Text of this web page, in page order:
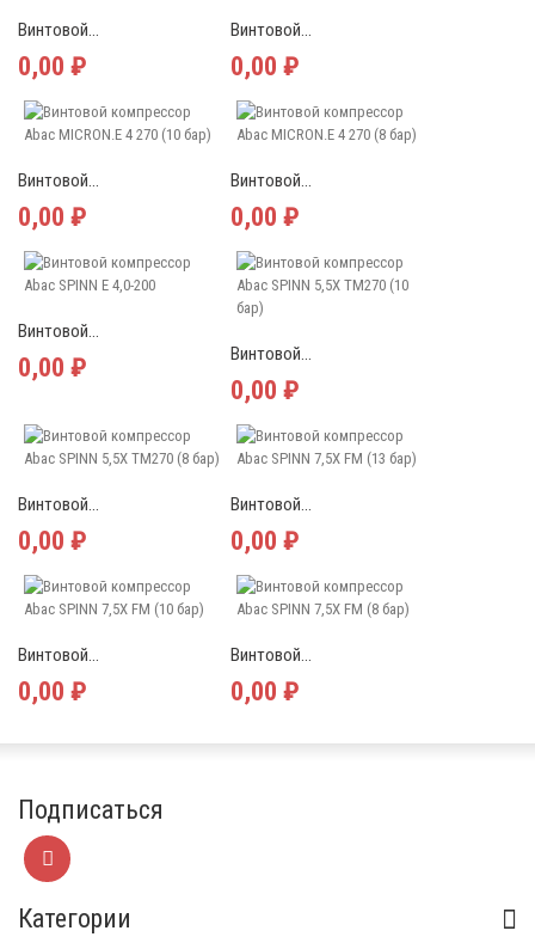
Винтовой...
0,00 ₽
Винтовой...
0,00 ₽
Винтовой...
0,00 ₽
Винтовой...
0,00 ₽
Винтовой...
0,00 ₽ Винтовой...
0,00 ₽
Винтовой...
0,00 ₽
Винтовой...
0,00 ₽
Винтовой...
0,00 ₽
Винтовой...
0,00 ₽
Подписаться
Категории